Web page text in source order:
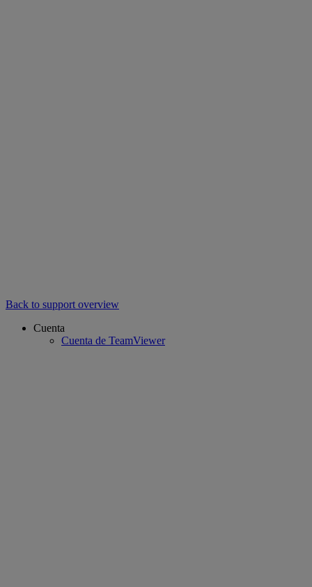
Back to support overview
Cuenta
Cuenta de TeamViewer